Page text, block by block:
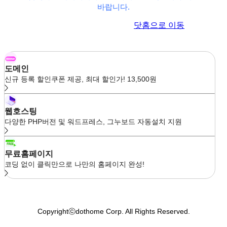
바랍니다.
닷홈으로 이동
도메인
신규 등록 할인쿠폰 제공, 최대 할인가! 13,500원
웹호스팅
다양한 PHP버전 및 워드프레스, 그누보드 자동설치 지원
무료홈페이지
코딩 없이 클릭만으로 나만의 홈페이지 완성!
Copyrightⓒdothome Corp. All Rights Reserved.